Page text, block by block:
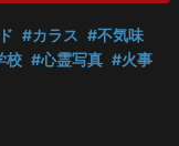
#カラス #不気味
校 #心霊写真 #火事